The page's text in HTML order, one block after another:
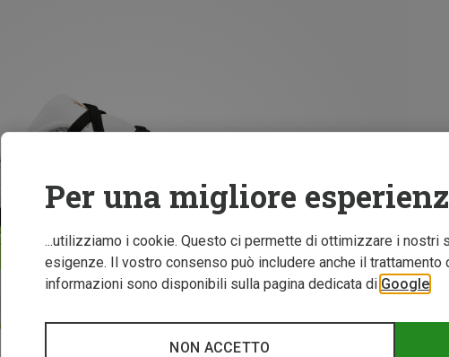
Per una migliore
...utilizziamo i cookie. Questo ci permette di ottimizzare i nostri
esigenze. Il vostro consenso può includere anche il
informazioni sono disponibili sulla pagina dedicata di Google
NON ACCETTO